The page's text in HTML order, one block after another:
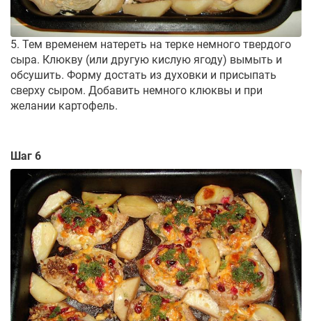
5. Тем временем натереть на терке немного твердого
сыра. Клюкву (или другую кислую ягоду) вымыть и
обсушить. Форму достать из духовки и присыпать
сверху сыром. Добавить немного клюквы и при
желании картофель.
Шаг 6